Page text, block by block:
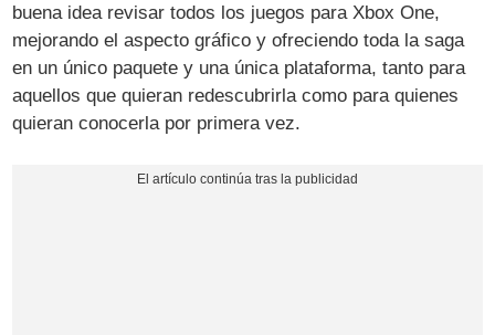
buena idea revisar todos los juegos para Xbox One,
mejorando el aspecto gráfico y ofreciendo toda la saga
en un único paquete y una única plataforma, tanto para
aquellos que quieran redescubrirla como para quienes
quieran conocerla por primera vez.